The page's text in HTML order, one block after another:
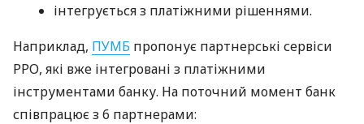
інтегрується з платіжними рішеннями.
Наприклад, ПУМБ пропонує партнерські сервіси
РРО, які вже інтегровані з платіжними
інструментами банку. На поточний момент банк
співпрацює з 6 партнерами: